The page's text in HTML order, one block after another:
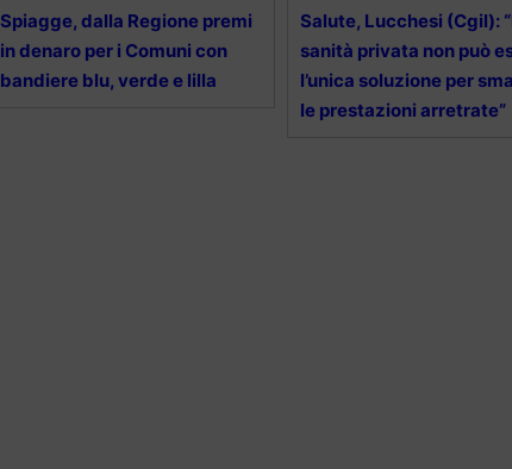
Spiagge, dalla Regione premi
in denaro per i Comuni con
bandiere blu, verde e lilla
Salute, Lucchesi (Cgil):
sanità privata non può
l’unica soluzione per
le prestazioni arretrate”